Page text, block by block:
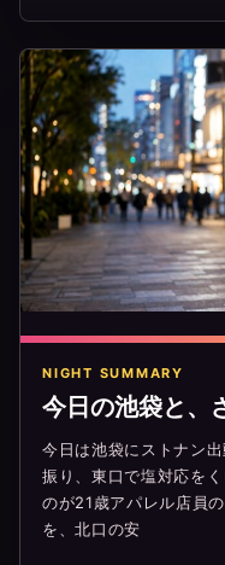
NIGHT SUMMARY
今日の池袋と、
今日は池袋にストナン
振り、東口で塩対応を
のが21歳アパレル店員
を、北口の安